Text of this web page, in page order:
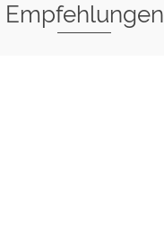
Empfehlungen